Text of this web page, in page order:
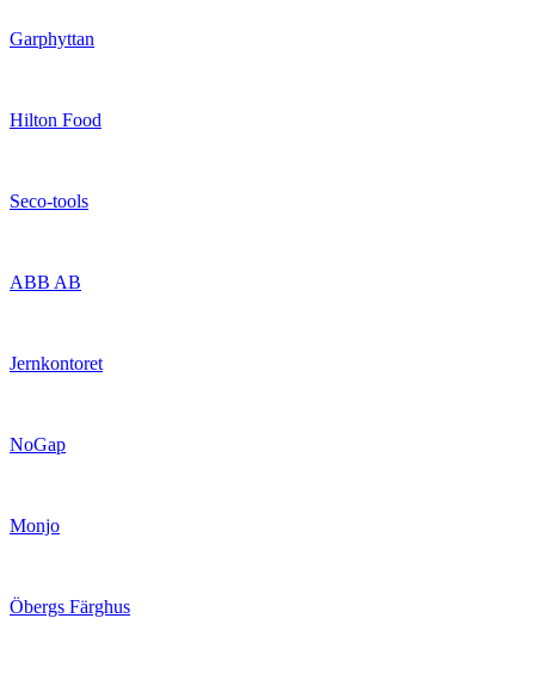
Garphyttan
Hilton Food
Seco-tools
ABB AB
Jernkontoret
NoGap
Monjo
Öbergs Färghus